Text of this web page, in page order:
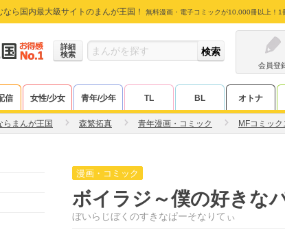
ら国内最大級サイトのまんが王国！ 無料漫画・電子コミックが10,000冊以上！1
詳細
検索
会員登
信 女性/少女 青年/少年 TL BL オトナ
らまんが王国 森繁拓真 青年漫画・コミック MFコミッ
漫画・コミック
ボイラジ～僕の好きな
ぼいらじぼくのすきなぱーそなりてぃ